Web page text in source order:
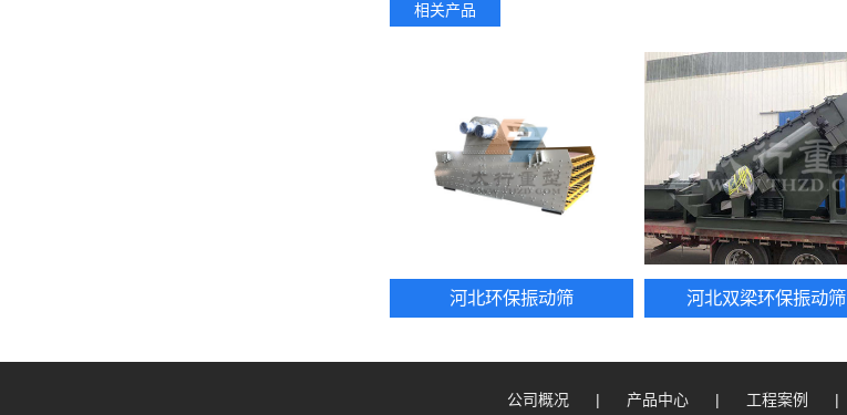
相关产品
河北环保振动筛 河北双梁环保振动筛
公司概况 | 产品中心 | 工程案例 |